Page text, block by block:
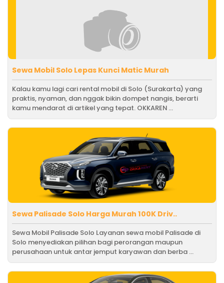
Sewa Mobil Solo Lepas Kunci Matic Murah
Kalau kamu lagi cari rental mobil di Solo (Surakarta) yang
praktis, nyaman, dan nggak bikin dompet nangis, berarti
kamu mendarat di artikel yang tepat. OKKAREN ...
Sewa Palisade Solo Harga Murah 100K Driv..
Sewa Mobil Palisade Solo Layanan sewa mobil Palisade di
Solo menyediakan pilihan bagi perorangan maupun
perusahaan untuk antar jemput karyawan dan berba ...